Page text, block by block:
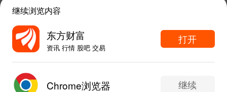
给网站提点意见 下载APP
东方财富APP内打开
继续浏览内容
东方财富
资讯 行情 股吧 交易
打开
Chrome浏览器 继续